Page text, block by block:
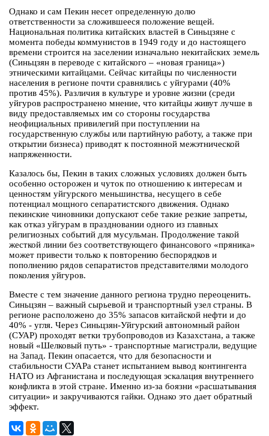
Однако и сам Пекин несет определенную долю
ответственности за сложившееся положение вещей.
Национальная политика китайских властей в Синьцзяне с
момента победы коммунистов в 1949 году и до настоящего
времени строится на заселении изначально некитайских земель
(Синьцзян в переводе с китайского – «новая граница»)
этническими китайцами. Сейчас китайцы по численности
населения в регионе почти сравнялись с уйгурами (40%
против 45%). Различия в культуре и уровне жизни (среди
уйгуров распространено мнение, что китайцы живут лучше в
виду предоставляемых им со стороны государства
неофициальных привилегий при поступлении на
государственную службы или партийную работу, а также при
открытии бизнеса) приводят к постоянной межэтнической
напряженности.
Казалось бы, Пекин в таких сложных условиях должен быть
особенно осторожен и чуток по отношению к интересам и
ценностям уйгурского меньшинства, несущего в себе
потенциал мощного сепаратистского движения. Однако
пекинские чиновники допускают себе такие резкие запреты,
как отказ уйгурам в праздновании одного из главных
религиозных событий для мусульман. Продолжение такой
жесткой линии без соответствующего финансового «пряника»
может привести только к повторению беспорядков и
пополнению рядов сепаратистов представителями молодого
поколения уйгуров.
Вместе с тем значение данного региона трудно переоценить.
Синьцзян – важный сырьевой и транспортный узел страны. В
регионе расположено до 35% запасов китайской нефти и до
40% - угля. Через Синьцзян-Уйгурский автономный район
(СУАР) проходят ветки трубопроводов из Казахстана, а также
новый «Шелковый путь» - транспортные магистрали, ведущие
на Запад. Пекин опасается, что для безопасности и
стабильности СУАРа станет испытанием вывод контингента
НАТО из Афганистана и последующая эскалация внутреннего
конфликта в этой стране. Именно из-за боязни «расшатывания
ситуации» и закручиваются гайки. Однако это дает обратный
эффект.